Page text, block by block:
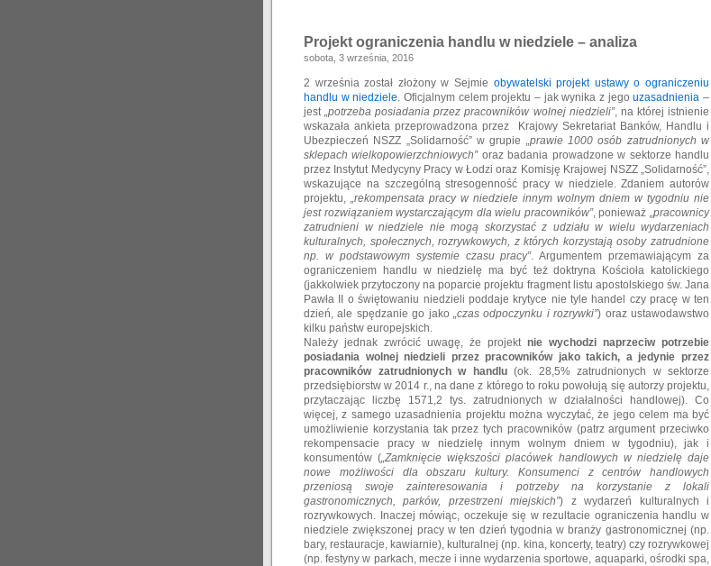
Projekt ograniczenia handlu w niedziele – analiza
sobota, 3 września, 2016
2 września został złożony w Sejmie obywatelski projekt ustawy o ograniczeniu
handlu w niedziele. Oficjalnym celem projektu – jak wynika z jegouzasadnienia –
jest„potrzeba posiadania przez pracowników wolnej niedzieli”, na której istnienie
wskazała ankieta przeprowadzona przez Krajowy Sekretariat Banków, Handlu i
Ubezpieczeń NSZZ „Solidarność” w grupie „prawie 1000 osób zatrudnionych w
sklepach wielkopowierzchniowych”oraz badania prowadzone w sektorze handlu
przez Instytut Medycyny Pracy w Łodzi oraz Komisję Krajowej NSZZ „Solidarność”,
wskazujące na szczególną stresogenność pracy w niedziele. Zdaniem autorów
projektu, „rekompensata pracy w niedziele innym wolnym dniem w tygodniu nie
jest rozwiązaniem wystarczającym dla wielu pracowników”, ponieważ„pracownicy
zatrudnieni w niedziele nie mogą skorzystać z udziału w wielu wydarzeniach
kulturalnych, społecznych, rozrywkowych, z których korzystają osoby zatrudnione
np. w podstawowym systemie czasu pracy”. Argumentem przemawiającym za
ograniczeniem handlu w niedzielę ma być też doktryna Kościoła katolickiego
(jakkolwiek przytoczony na poparcie projektu fragment listu apostolskiego św. Jana
Pawła II o świętowaniu niedzieli poddaje krytyce nie tyle handel czy pracę w ten
dzień, ale spędzanie go jako „czas odpoczynku i rozrywki”) oraz ustawodawstwo
kilku państw europejskich.
Należy jednak zwrócić uwagę, że projekt nie wychodzi naprzeciw potrzebie
posiadania wolnej niedzieli przez pracowników jako takich, a jedynie przez
pracowników zatrudnionych w handlu(ok. 28,5% zatrudnionych w sektorze
przedsiębiorstw w 2014 r., na dane z którego to roku powołują się autorzy projektu,
przytaczając liczbę 1571,2 tys. zatrudnionych w działalności handlowej). Co
więcej, z samego uzasadnienia projektu można wyczytać, że jego celem ma być
umożliwienie korzystania tak przez tych pracowników (patrz argument przeciwko
rekompensacie pracy w niedzielę innym wolnym dniem w tygodniu), jak i
konsumentów („Zamknięcie większości placówek handlowych w niedzielę daje
nowe możliwości dla obszaru kultury. Konsumenci z centrów handlowych
przeniosą swoje zainteresowania i potrzeby na korzystanie z lokali
gastronomicznych, parków, przestrzeni miejskich”) z wydarzeń kulturalnych i
rozrywkowych. Inaczej mówiąc, oczekuje się w rezultacie ograniczenia handlu w
niedziele zwiększonej pracy w ten dzień tygodnia w branży gastronomicznej (np.
bary, restauracje, kawiarnie), kulturalnej (np. kina, koncerty, teatry) czy rozrywkowej
(np. festyny w parkach, mecze i inne wydarzenia sportowe, aquaparki, ośrodki spa,